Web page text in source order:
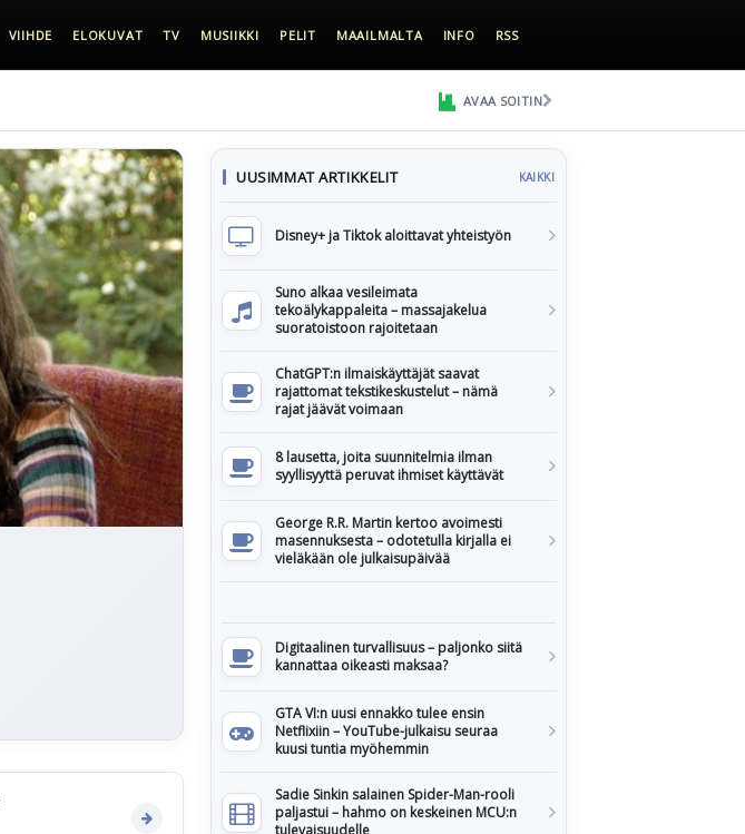
VIIHDE ELOKUVAT TV MUSIIKKI PELIT MAAILMALTA INFO RSS
AVAA SOITIN
UUSIMMAT ARTIKKELIT KAIKKI
Disney+ ja Tiktok aloittavat yhteistyön
Suno alkaa vesileimata
tekoälykappaleita – massajakelua
suoratoistoon rajoitetaan
ChatGPT:n ilmaiskäyttäjät saavat
rajattomat tekstikeskustelut – nämä
rajat jäävät voimaan
8 lausetta, joita suunnitelmia ilman
syyllisyyttä peruvat ihmiset käyttävät
George R.R. Martin kertoo avoimesti
masennuksesta – odotetulla kirjalla ei
vieläkään ole julkaisupäivää
Digitaalinen turvallisuus – paljonko siitä
kannattaa oikeasti maksaa?
GTA VI:n uusi ennakko tulee ensin
Netflixiin – YouTube-julkaisu seuraa
kuusi tuntia myöhemmin
Sadie Sinkin salainen Spider-Man-rooli
paljastui – hahmo on keskeinen MCU:n
tulevaisuudelle